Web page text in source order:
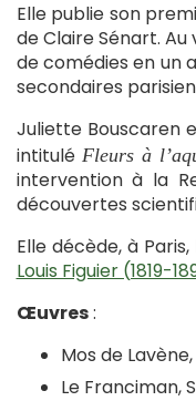
Elle publie son
de Claire Sénart.
de comédies en un
secondaires
Juliette Bouscaren
intitulé Fleurs à
intervention à la
découvertes
Elle décède, à
Louis Figuier (1819-
Œuvres:
Mos de
Le Franciman,